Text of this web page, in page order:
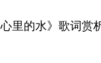
的水》歌词赏